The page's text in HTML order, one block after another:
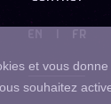
FR
et vous
souhaitez